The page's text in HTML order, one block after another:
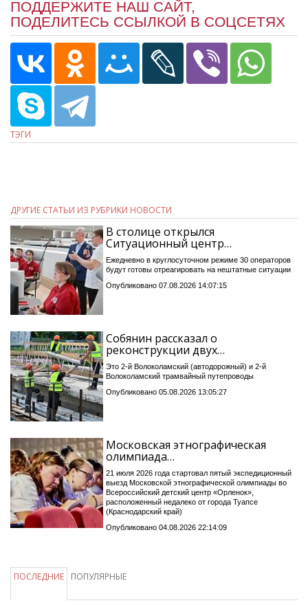
ПОДДЕРЖИТЕ НАШ САЙТ,
ПОДЕЛИТЕСЬ ССЫЛКОЙ В СОЦСЕТЯХ
ТЭГИ
ДРУГИЕ СТАТЬИ ИЗ РУБРИКИ НОВОСТИ
В столице открылся
Ситуационный центр…
Ежедневно в круглосуточном режиме 30 операторов
будут готовы отреагировать на нештатные ситуации
Опубликовано 07.08.2026 14:07:15
Собянин рассказал о
реконструкции двух…
Это 2-й Волоколамский (автодорожный) и 2-й
Волоколамский трамвайный путепроводы
Опубликовано 05.08.2026 13:05:27
Московская этнографическая
олимпиада…
21 июля 2026 года стартовал пятый экспедиционный
выезд Московской этнографической олимпиады во
Всероссийский детский центр «Орленок»,
расположенный недалеко от города Туапсе
(Краснодарский край)
Опубликовано 04.08.2026 22:14:09
ПОСЛЕДНИЕ ПОПУЛЯРНЫЕ